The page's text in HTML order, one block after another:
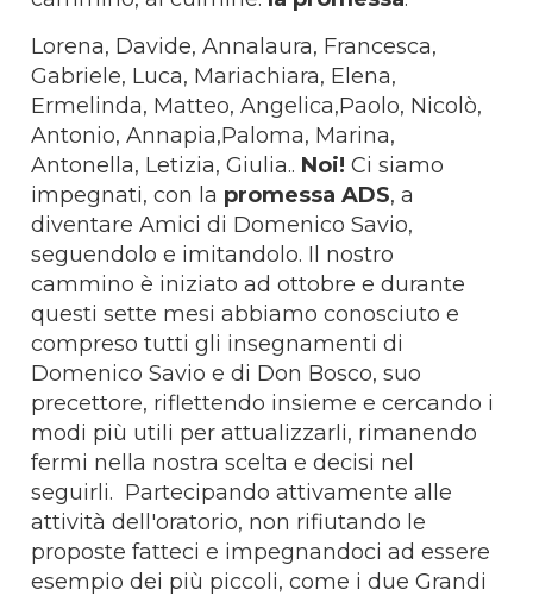
Lorena, Davide, Annalaura, Francesca,
Gabriele, Luca, Mariachiara, Elena,
Ermelinda, Matteo, Angelica,Paolo, Nicolò,
Antonio, Annapia,Paloma, Marina,
Antonella, Letizia, Giulia.. Noi! Ci siamo
impegnati, con la promessa ADS, a
diventare Amici di Domenico Savio,
seguendolo e imitandolo. Il nostro
cammino è iniziato ad ottobre e durante
questi sette mesi abbiamo conosciuto e
compreso tutti gli insegnamenti di
Domenico Savio e di Don Bosco, suo
precettore, riflettendo insieme e cercando i
modi più utili per attualizzarli, rimanendo
fermi nella nostra scelta e decisi nel
seguirli. Partecipando attivamente alle
attività dell'oratorio, non rifiutando le
proposte fatteci e impegnandoci ad essere
esempio dei più piccoli, come i due Grandi